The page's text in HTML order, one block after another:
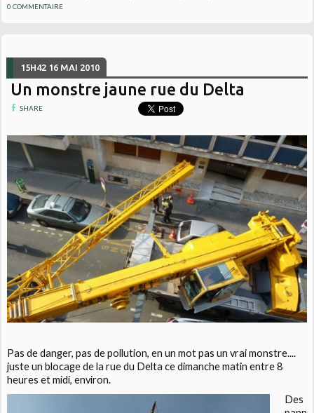
0 COMMENTAIRE
15H42 16 MAI 2010
Un monstre jaune rue du Delta
SHARE
Pas de danger, pas de pollution, en un mot pas un vrai monstre....
juste un blocage de la rue du Delta ce dimanche matin entre 8
heures et midi, environ.
Des